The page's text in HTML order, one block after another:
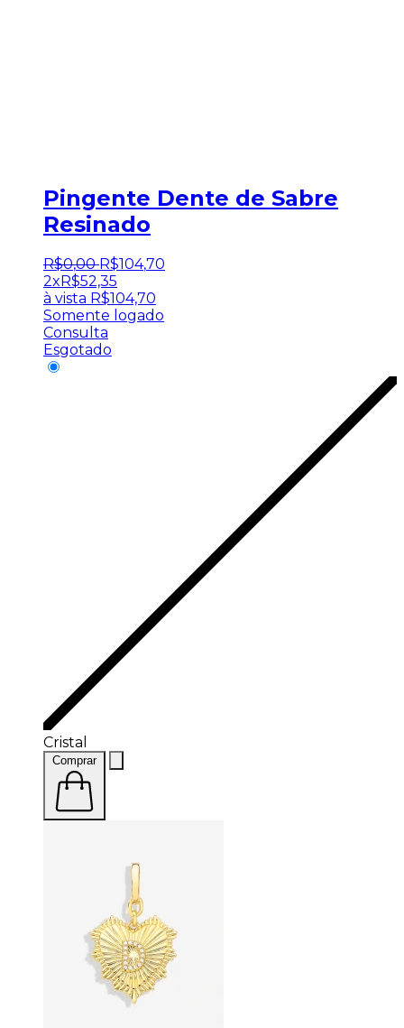
Pingente Dente de Sabre
Resinado
R$0,00 R$104,70
2xR$52,35
à vista R$104,70
Somente logado
Consulta
Esgotado
Cristal
Comprar